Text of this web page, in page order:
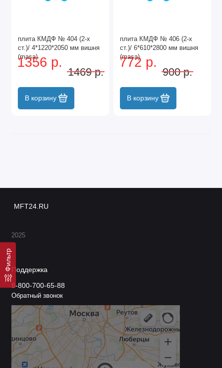
Фильтр
плита КМДФ № 404 (2-х
ст.)/ 4*1220*2050 мм вишня
(masa)
1356 р.
1469 р.
В корзину
плита КМДФ № 406 (2-х
ст.)/ 6*610*2800 мм вишня
(masa)
772 р.
900 р.
В корзину
MFT24.RU
2025
Поддержка
8-800-700-65-88
Обратный звонок